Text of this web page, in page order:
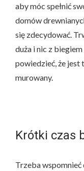
aby móc spełnić
domów
się zdecydować.
duża i nic z
powiedzieć, że jest
murowany.
Krótki czas
Trzeba wspomnieć